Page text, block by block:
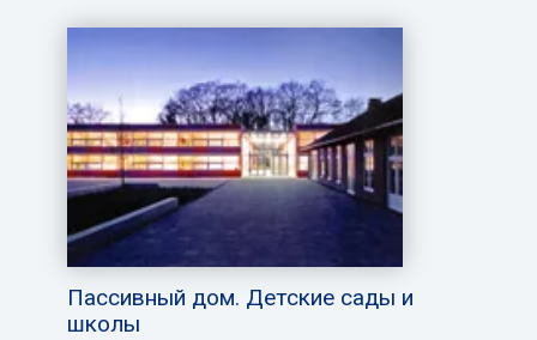
Пассивный дом. Детские сады и
школы